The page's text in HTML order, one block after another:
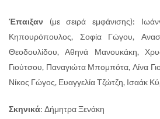
Έπαιξαν (με σειρά εμφάνισης):
Κηπουρόπουλος, Σοφία Γώγου,
Θεοδουλίδου, Αθηνά Μανουκάκη,
Γιούτσου, Παναγιώτα Μπομπότα, Λίνα
Νίκος Γώγος, Ευαγγελία Τζώτζη, Ισαάκ
Σκηνικά: Δήμητρα Ξενάκη